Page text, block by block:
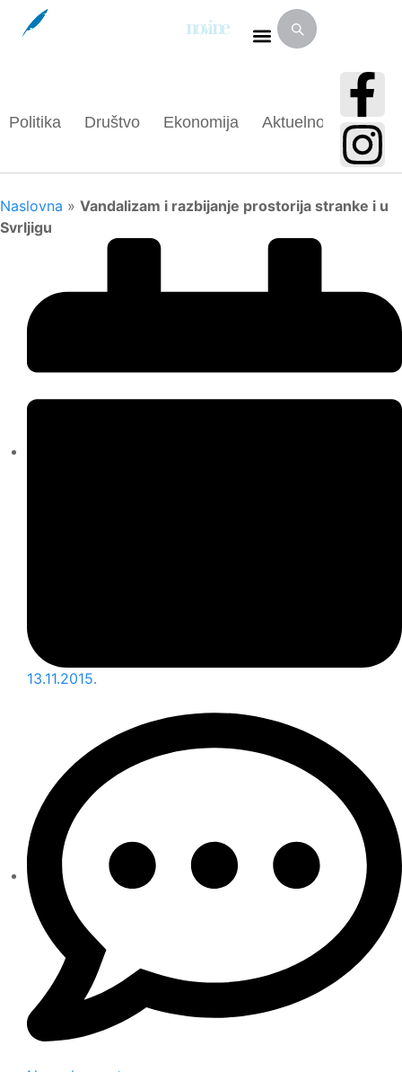
Politika Društvo Ekonomija Aktuelnosti Sport
Naslovna » Vandalizam i razbijanje prostorija stranke i u
Svrljigu
13.11.2015.